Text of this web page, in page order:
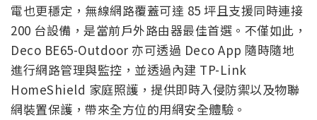
電也更穩定，無線網路覆蓋可達 85 坪且支援同時連接
200 台設備，是當前戶外路由器最佳首選。不僅如此，
Deco BE65-Outdoor 亦可透過 Deco App 隨時隨地
進行網路管理與監控，並透過內建 TP-Link
HomeShield 家庭照護，提供即時入侵防禦以及物聯
網裝置保護，帶來全方位的用網安全體驗。